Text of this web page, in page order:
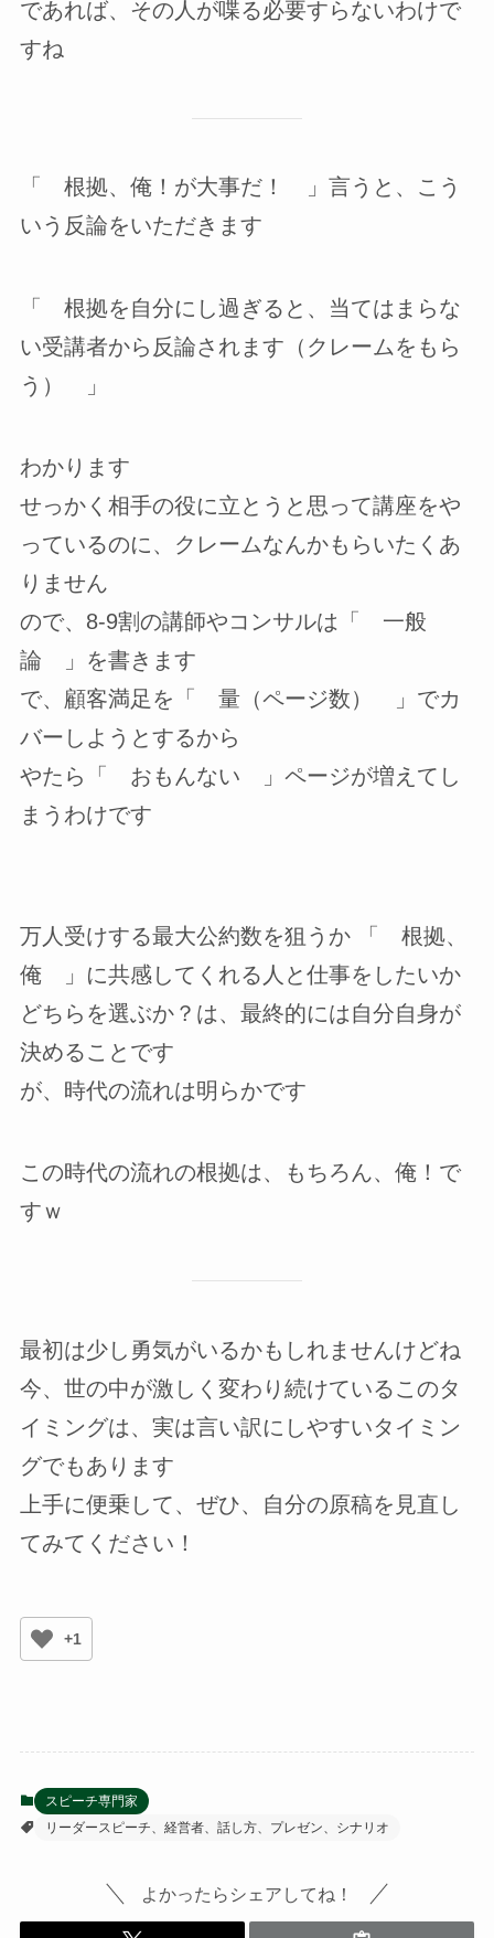
であれば、その人が喋る必要すらないわけで
すね
「 根拠、俺！が大事だ！ 」言うと、こう
いう反論をいただきます
「 根拠を自分にし過ぎると、当てはまらな
い受講者から反論されます（クレームをもら
う） 」
わかります
せっかく相手の役に立とうと思って講座をや
っているのに、クレームなんかもらいたくあ
りません
ので、8-9割の講師やコンサルは「 一般
論 」を書きます
で、顧客満足を「 量（ページ数） 」でカ
バーしようとするから
やたら「 おもんない 」ページが増えてし
まうわけです
万人受けする最大公約数を狙うか 「 根拠、
俺 」に共感してくれる人と仕事をしたいか
どちらを選ぶか？は、最終的には自分自身が
決めることです
が、時代の流れは明らかです
この時代の流れの根拠は、もちろん、俺！で
すｗ
最初は少し勇気がいるかもしれませんけどね
今、世の中が激しく変わり続けているこのタ
イミングは、実は言い訳にしやすいタイミン
グでもあります
上手に便乗して、ぜひ、自分の原稿を見直し
てみてください！
+1
スピーチ専門家
リーダースピーチ、経営者、話し方、プレゼン、シナリオ
よかったらシェアしてね！